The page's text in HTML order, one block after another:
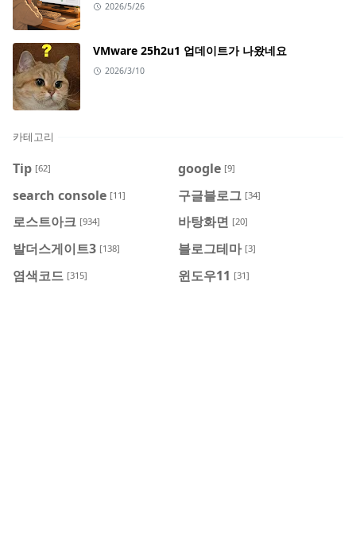
2026/5/26
VMware 25h2u1 업데이트가 나왔네요
2026/3/10
카테고리
Tip [62] google [9]
search console [11] 구글블로그 [34]
로스트아크 [934] 바탕화면 [20]
발더스게이트3 [138] 블로그테마 [3]
염색코드 [315] 윈도우11 [31]